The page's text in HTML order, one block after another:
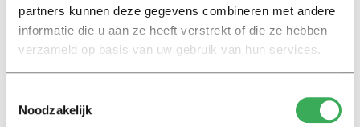
partners kunnen deze gegevens combineren met andere
informatie die u aan ze heeft verstrekt of die ze hebben
verzameld op basis van uw gebruik van hun services.
Noodzakelijk
International
In need of a temporary bike?
Try an OV-fiets.